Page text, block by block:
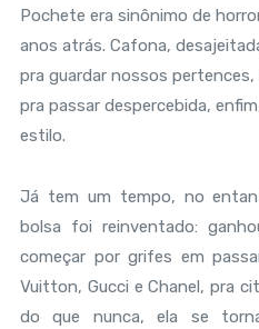
Pochete era sinônimo de
anos atrás. Cafona,
pra guardar nossos
pra passar despercebida,
estilo.
Já tem um tempo, no
bolsa foi reinventado:
começar por grifes em
Vuitton, Gucci e Chanel, pra
do que nunca, ela se